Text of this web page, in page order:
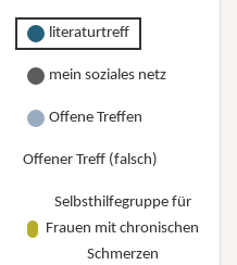
literaturtreff
mein soziales netz
Offene Treffen
Offener Treff (falsch)
Selbsthilfegruppe für
Frauen mit chronischen
Schmerzen